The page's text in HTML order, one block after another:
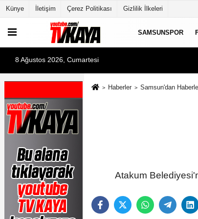
Künye İletişim Çerez Politikası Gizlilik İlkeleri
SAMSUNSPOR
8 Ağustos 2026, Cumartesi
Haberler Samsun'dan
Atakum